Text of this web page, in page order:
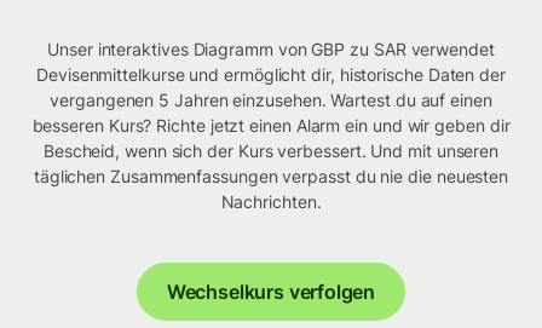
Unser interaktives Diagramm von GBP zu SAR verwendet
Devisenmittelkurse und ermöglicht dir, historische Daten der
vergangenen 5 Jahren einzusehen. Wartest du auf einen
besseren Kurs? Richte jetzt einen Alarm ein und wir geben dir
Bescheid, wenn sich der Kurs verbessert. Und mit unseren
täglichen Zusammenfassungen verpasst du nie die neuesten
Nachrichten.
Wechselkurs verfolgen